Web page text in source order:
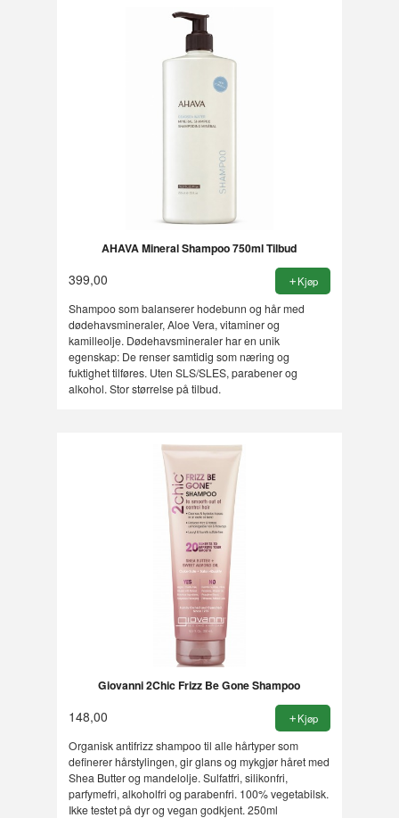
AHAVA Mineral Shampoo 750ml Tilbud
399,00 Kjøp
Shampoo som balanserer hodebunn og hår med
dødehavsmineraler, Aloe Vera, vitaminer og
kamilleolje. Dødehavsmineraler har en unik
egenskap: De renser samtidig som næring og
fuktighet tilføres. Uten SLS/SLES, parabener og
alkohol. Stor størrelse på tilbud.
Giovanni 2Chic Frizz Be Gone Shampoo
148,00 Kjøp
Organisk antifrizz shampoo til alle hårtyper som
definerer hårstylingen, gir glans og mykgjør håret med
Shea Butter og mandelolje. Sulfatfri, silikonfri,
parfymefri, alkoholfri og parabenfri. 100% vegetabilsk.
Ikke testet på dyr og vegan godkjent. 250ml